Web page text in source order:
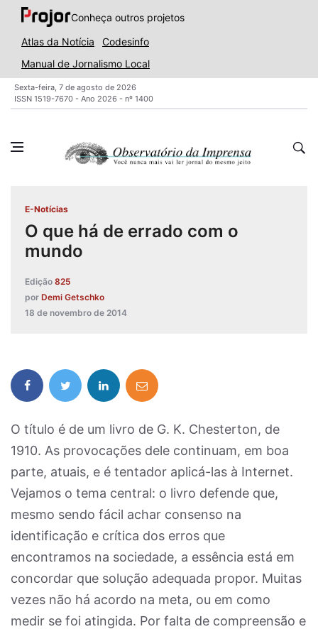
Conheça outros projetos
Atlas da Notícia
Codesinfo
Manual de Jornalismo Local
Sexta-feira, 7 de agosto de 2026
ISSN 1519-7670 - Ano 2026 - nº 1400
E-Notícias
O que há de errado com o
mundo
Edição 825
por Demi Getschko
18 de novembro de 2014
O título é de um livro de G. K. Chesterton, de
1910. As provocações dele continuam, em boa
parte, atuais, e é tentador aplicá-las à Internet.
Vejamos o tema central: o livro defende que,
mesmo sendo fácil achar consenso na
identificação e crítica dos erros que
encontramos na sociedade, a essência está em
concordar que solução adequada propor. Muitas
vezes não há acordo na meta, ou em como
medir se foi atingida. Por falta de compreensão e